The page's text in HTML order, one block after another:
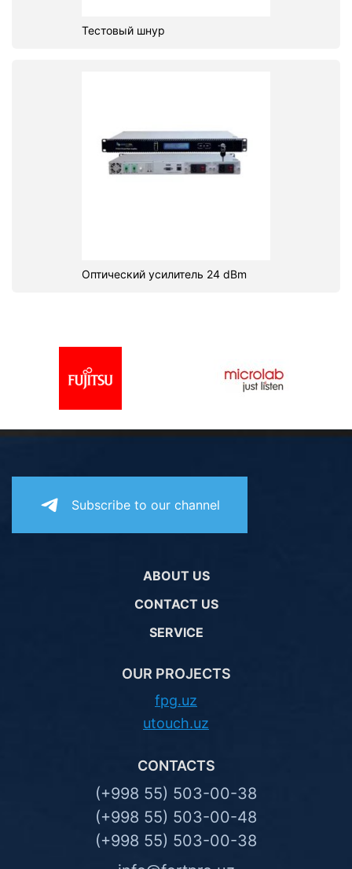
Тестовый шнур
Оптический усилитель 24 dBm
Subscribe to our channel
ABOUT US
CONTACT US
SERVICE
OUR PROJECTS
fpg.uz
utouch.uz
CONTACTS
(+998 55) 503-00-38
(+998 55) 503-00-48
(+998 55) 503-00-38